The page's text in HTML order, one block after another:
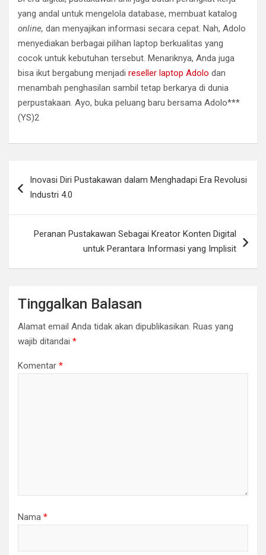
yang andal untuk mengelola database, membuat katalog
online, dan menyajikan informasi secara cepat. Nah, Adolo
menyediakan berbagai pilihan laptop berkualitas yang
cocok untuk kebutuhan tersebut. Menariknya, Anda juga
bisa ikut bergabung menjadi reseller laptop Adolo dan
menambah penghasilan sambil tetap berkarya di dunia
perpustakaan. Ayo, buka peluang baru bersama Adolo***
(YS)2
posInovasi Diri Pustakawan dalam Menghadapi Era Revolusi
Industri 4.0
Peranan Pustakawan Sebagai Kreator Konten Digital
untuk Perantara Informasi yang Implisit
Tinggalkan Balasan
Alamat email Anda tidak akan dipublikasikan. Ruas yang
wajib ditandai *
Komentar *
Nama *